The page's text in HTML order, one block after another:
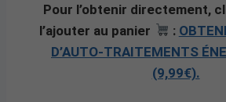
Pour l’obtenir directement,
l’ajouter au panier
:
D’AUTO-TRAITEMENTS
(9,99€).